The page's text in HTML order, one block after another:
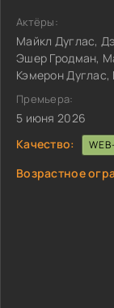
Актёры:
Майкл Дуглас,
Эшер Гродман,
Кэмерон
Премьера:
5 июня 2026
Качество:
Возрастное